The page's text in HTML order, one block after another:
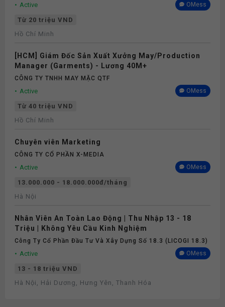
Active OMess
Từ 20 triệu VND
Hồ Chí Minh
[HCM] Giám Đốc Sản Xuất Xưởng May/Production
Manager (Garments) - Lương 40M+
CÔNG TY TNHH MAY MẶC QTF
Active OMess
Từ 40 triệu VND
Hồ Chí Minh
Chuyên viên Marketing
CÔNG TY CỔ PHẦN X-MEDIA
Active OMess
13.000.000 - 18.000.000đ/tháng
Hà Nội
Nhân Viên An Toàn Lao Động | Thu Nhập 13 - 18
Triệu | Không Yêu Cầu Kinh Nghiệm
Công Ty Cổ Phần Đầu Tư Và Xây Dựng Số 18.3 (LICOGI 18.3)
Active OMess
13 - 18 triệu VND
Hà Nội, Hải Dương, Hưng Yên, Thanh Hóa